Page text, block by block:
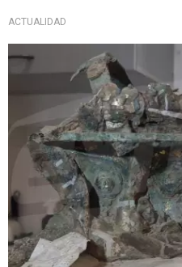
ACTUALIDAD